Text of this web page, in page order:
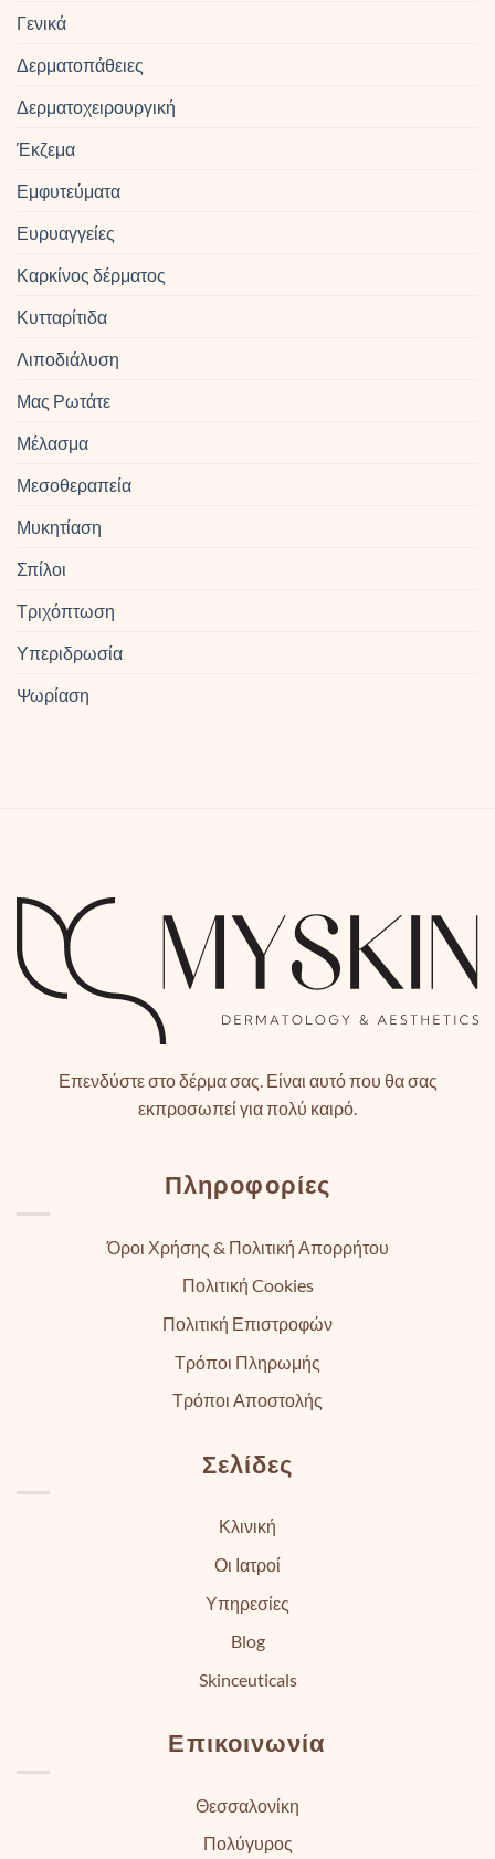
Γενικά
Δερματοπάθειες
Δερματοχειρουργική
Έκζεμα
Εμφυτεύματα
Ευρυαγγείες
Καρκίνος δέρματος
Κυτταρίτιδα
Λιποδιάλυση
Μας Ρωτάτε
Μέλασμα
Μεσοθεραπεία
Μυκητίαση
Σπίλοι
Τριχόπτωση
Υπεριδρωσία
Ψωρίαση
Επενδύστε στο δέρμα σας. Είναι αυτό που θα σας
εκπροσωπεί για πολύ καιρό.
Πληροφορίες
Όροι Χρήσης & Πολιτική Απορρήτου
Πολιτική Cookies
Πολιτική Επιστροφών
Τρόποι Πληρωμής
Τρόποι Αποστολής
Σελίδες
Κλινική
Οι Ιατροί
Υπηρεσίες
Blog
Skinceuticals
Επικοινωνία
Θεσσαλονίκη
Πολύγυρος